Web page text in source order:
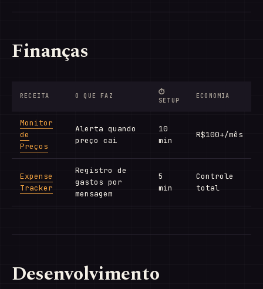
Finanças
RECEITA O QUE FAZ
⏱
SETUP
ECONOMIA
Monitor
de
Preços
Alerta quando
preço cai
10
min
R$100+/mês
Expense
Tracker
Registro de
gastos por
mensagem
5
min
Controle
total
Desenvolvimento